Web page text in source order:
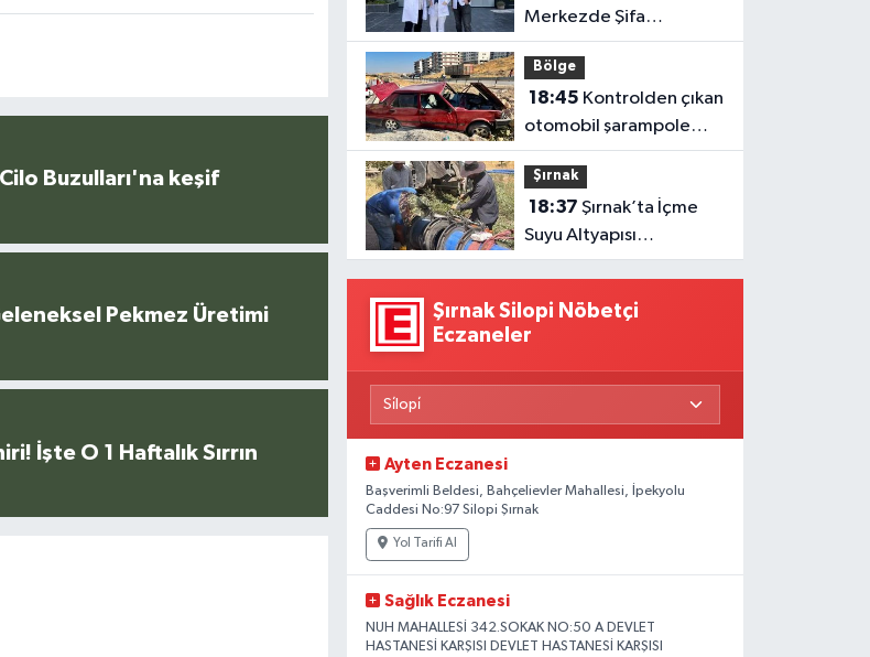
Buzulları'na keşif
Pekmez Üretimi
İşte O 1 Haftalık Sırrın
Merkezde Şifa
Dağıtacak
Bölge
18:45
otomobil şarampole
girdi: 1 yaralı
Şırnak
18:37
Suyu Altyapısı
Güçlendiriliyor
Şırnak Silopi Nöbetçi
Eczaneler
Ayten Eczanesi
Başverimli Beldesi, Bahçelievler Mahallesi, İpekyolu
Caddesi No:97 Silopi Şırnak
Yol Tarifi Al
Sağlık Eczanesi
NUH MAHALLESİ 342.SOKAK NO:50 A DEVLET
HASTANESİ KARŞISI DEVLET HASTANESİ KARŞISI